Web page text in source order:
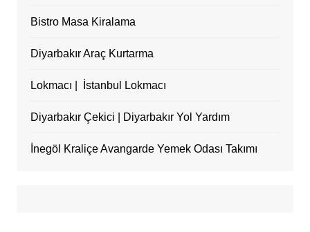
Bistro Masa Kiralama
Diyarbakır Araç Kurtarma
Lokmacı | İstanbul Lokmacı
Diyarbakır Çekici | Diyarbakır Yol Yardım
İnegöl Kraliçe Avangarde Yemek Odası Takımı